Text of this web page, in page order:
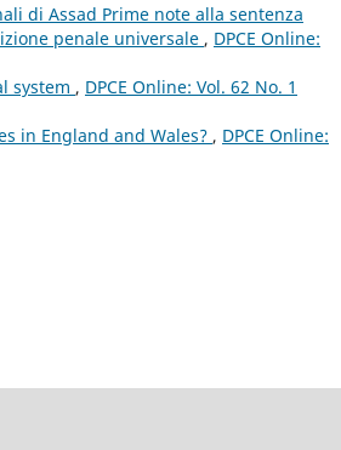
di Assad Prime note alla sentenza
penale universale , DPCE Online:
system , DPCE Online: Vol. 62 No. 1
in England and Wales? , DPCE Online: